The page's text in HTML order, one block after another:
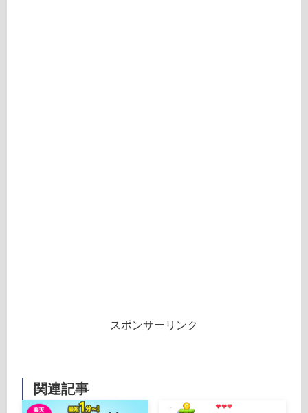
スポンサーリンク
関連記事